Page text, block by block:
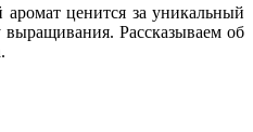
ценится за уникальный
Рассказываем об